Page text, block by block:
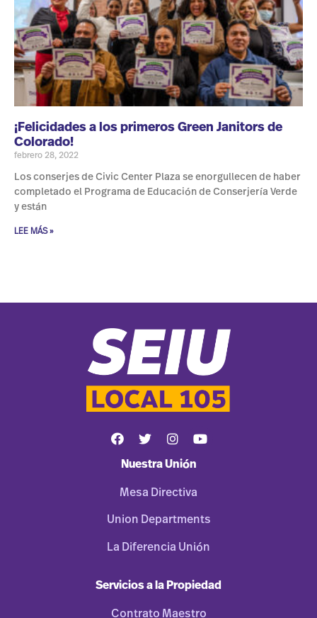
¡Felicidades a los primeros Green Janitors de
Colorado!
febrero 28, 2022
Los conserjes de Civic Center Plaza se enorgullecen de haber
completado el Programa de Educación de Conserjería Verde
y están
LEE MÁS »
Nuestra Unión
Mesa Directiva
Union Departments
La Diferencia Unión
Servicios a la Propiedad
Contrato Maestro